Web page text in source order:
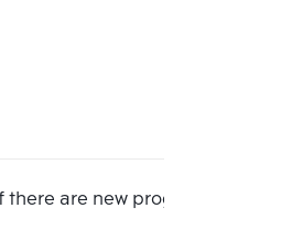
are new program